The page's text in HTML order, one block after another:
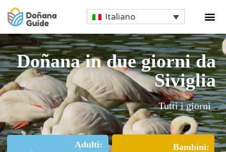
Italiano
Doñana in due giorni da
Siviglia
Tutti i giorni
Adulti: Bambini: